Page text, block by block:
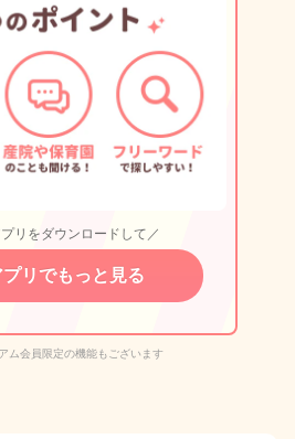
リをダウンロードして／
リでもっと見る
ム会員限定の機能もございます